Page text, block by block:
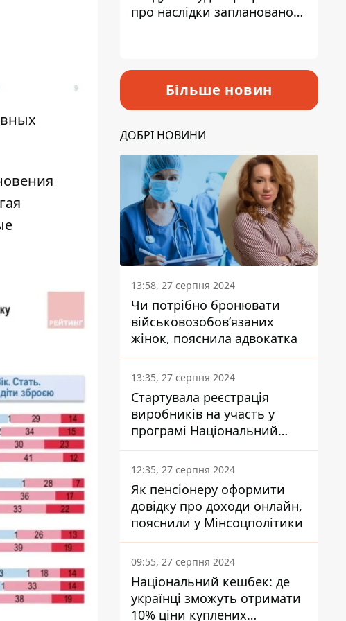
про наслідки запланованого
Більше новин
ДОБРІ НОВИНИ
13:58, 27 серпня 2024
Чи потрібно бронювати
військовозобов’язаних
жінок, пояснила адвокатка
13:35, 27 серпня 2024
Стартувала реєстрація
виробників на участь у
програмі Національний
кешбек: як це зробити
через портал Дія
12:35, 27 серпня 2024
Як пенсіонеру оформити
довідку про доходи онлайн,
пояснили у Мінсоцполітики
09:55, 27 серпня 2024
Національний кешбек: де
українці зможуть отримати
10% ціни куплених